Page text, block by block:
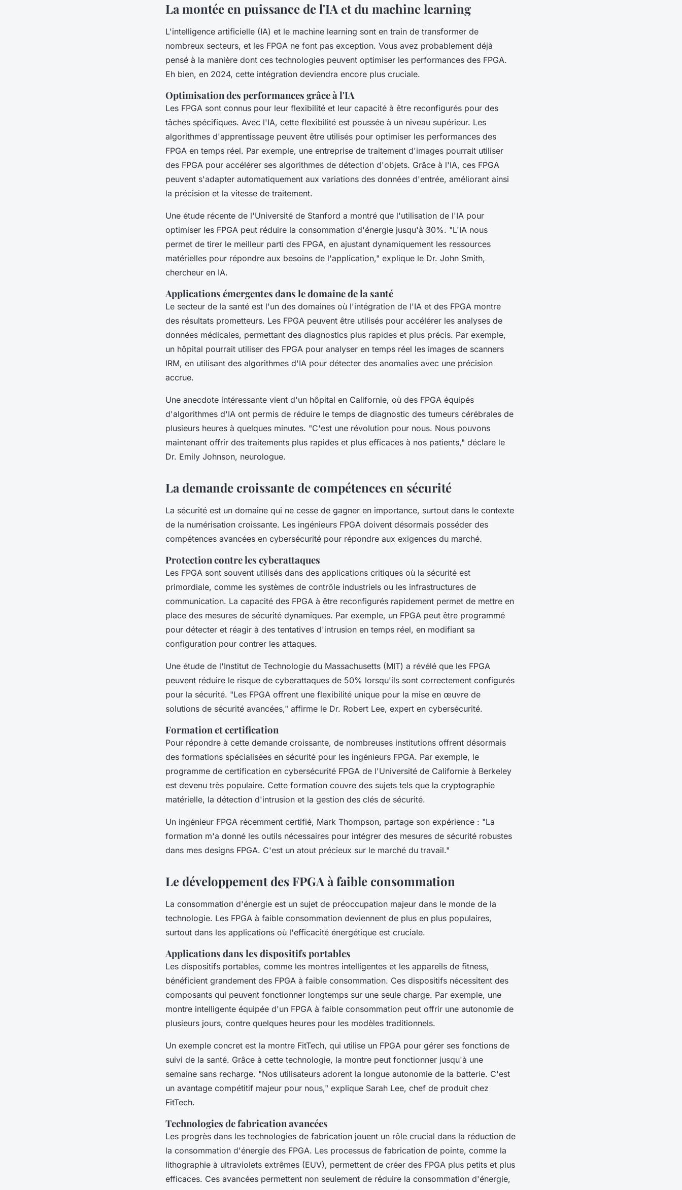
La montée en puissance de l'IA et du machine learning
L'intelligence artificielle (IA) et le machine learning sont en train de transformer de
nombreux secteurs, et les FPGA ne font pas exception. Vous avez probablement déjà
pensé à la manière dont ces technologies peuvent optimiser les performances des FPGA.
Eh bien, en 2024, cette intégration deviendra encore plus cruciale.
Optimisation des performances grâce à l'IA
Les FPGA sont connus pour leur flexibilité et leur capacité à être reconfigurés pour des
tâches spécifiques. Avec l'IA, cette flexibilité est poussée à un niveau supérieur. Les
algorithmes d'apprentissage peuvent être utilisés pour optimiser les performances des
FPGA en temps réel. Par exemple, une entreprise de traitement d'images pourrait utiliser
des FPGA pour accélérer ses algorithmes de détection d'objets. Grâce à l'IA, ces FPGA
peuvent s'adapter automatiquement aux variations des données d'entrée, améliorant ainsi
la précision et la vitesse de traitement.
Une étude récente de l'Université de Stanford a montré que l'utilisation de l'IA pour
optimiser les FPGA peut réduire la consommation d'énergie jusqu'à 30%. "L'IA nous
permet de tirer le meilleur parti des FPGA, en ajustant dynamiquement les ressources
matérielles pour répondre aux besoins de l'application," explique le Dr. John Smith,
chercheur en IA.
Applications émergentes dans le domaine de la santé
Le secteur de la santé est l'un des domaines où l'intégration de l'IA et des FPGA montre
des résultats prometteurs. Les FPGA peuvent être utilisés pour accélérer les analyses de
données médicales, permettant des diagnostics plus rapides et plus précis. Par exemple,
un hôpital pourrait utiliser des FPGA pour analyser en temps réel les images de scanners
IRM, en utilisant des algorithmes d'IA pour détecter des anomalies avec une précision
accrue.
Une anecdote intéressante vient d'un hôpital en Californie, où des FPGA équipés
d'algorithmes d'IA ont permis de réduire le temps de diagnostic des tumeurs cérébrales de
plusieurs heures à quelques minutes. "C'est une révolution pour nous. Nous pouvons
maintenant offrir des traitements plus rapides et plus efficaces à nos patients," déclare le
Dr. Emily Johnson, neurologue.
La demande croissante de compétences en sécurité
La sécurité est un domaine qui ne cesse de gagner en importance, surtout dans le contexte
de la numérisation croissante. Les ingénieurs FPGA doivent désormais posséder des
compétences avancées en cybersécurité pour répondre aux exigences du marché.
Protection contre les cyberattaques
Les FPGA sont souvent utilisés dans des applications critiques où la sécurité est
primordiale, comme les systèmes de contrôle industriels ou les infrastructures de
communication. La capacité des FPGA à être reconfigurés rapidement permet de mettre en
place des mesures de sécurité dynamiques. Par exemple, un FPGA peut être programmé
pour détecter et réagir à des tentatives d'intrusion en temps réel, en modifiant sa
configuration pour contrer les attaques.
Une étude de l'Institut de Technologie du Massachusetts (MIT) a révélé que les FPGA
peuvent réduire le risque de cyberattaques de 50% lorsqu'ils sont correctement configurés
pour la sécurité. "Les FPGA offrent une flexibilité unique pour la mise en œuvre de
solutions de sécurité avancées," affirme le Dr. Robert Lee, expert en cybersécurité.
Formation et certification
Pour répondre à cette demande croissante, de nombreuses institutions offrent désormais
des formations spécialisées en sécurité pour les ingénieurs FPGA. Par exemple, le
programme de certification en cybersécurité FPGA de l'Université de Californie à Berkeley
est devenu très populaire. Cette formation couvre des sujets tels que la cryptographie
matérielle, la détection d'intrusion et la gestion des clés de sécurité.
Un ingénieur FPGA récemment certifié, Mark Thompson, partage son expérience : "La
formation m'a donné les outils nécessaires pour intégrer des mesures de sécurité robustes
dans mes designs FPGA. C'est un atout précieux sur le marché du travail."
Le développement des FPGA à faible consommation
La consommation d'énergie est un sujet de préoccupation majeur dans le monde de la
technologie. Les FPGA à faible consommation deviennent de plus en plus populaires,
surtout dans les applications où l'efficacité énergétique est cruciale.
Applications dans les dispositifs portables
Les dispositifs portables, comme les montres intelligentes et les appareils de fitness,
bénéficient grandement des FPGA à faible consommation. Ces dispositifs nécessitent des
composants qui peuvent fonctionner longtemps sur une seule charge. Par exemple, une
montre intelligente équipée d'un FPGA à faible consommation peut offrir une autonomie de
plusieurs jours, contre quelques heures pour les modèles traditionnels.
Un exemple concret est la montre FitTech, qui utilise un FPGA pour gérer ses fonctions de
suivi de la santé. Grâce à cette technologie, la montre peut fonctionner jusqu'à une
semaine sans recharge. "Nos utilisateurs adorent la longue autonomie de la batterie. C'est
un avantage compétitif majeur pour nous," explique Sarah Lee, chef de produit chez
FitTech.
Technologies de fabrication avancées
Les progrès dans les technologies de fabrication jouent un rôle crucial dans la réduction de
la consommation d'énergie des FPGA. Les processus de fabrication de pointe, comme la
lithographie à ultraviolets extrêmes (EUV), permettent de créer des FPGA plus petits et plus
efficaces. Ces avancées permettent non seulement de réduire la consommation d'énergie,